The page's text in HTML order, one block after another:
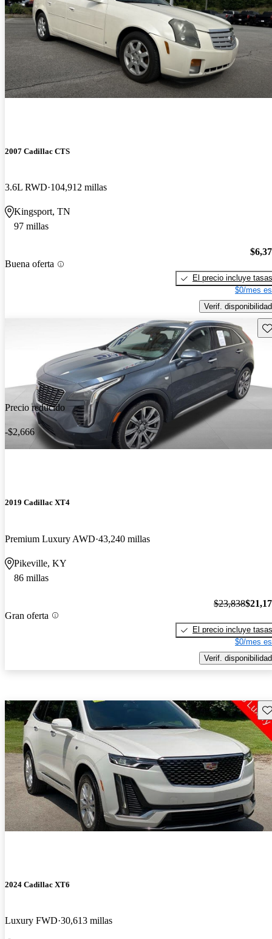
2007 Cadillac CTS
3.6L RWD 104,912 millas
Kingsport, TN
97 millas
Buena oferta
El precio incluye tasas
$0/mes
Verif. disponibilidad
Precio reducido
-$2,666
2019 Cadillac XT4
Premium Luxury AWD 43,240 millas
Pikeville, KY
86 millas
Gran oferta
$23,838
El precio incluye tasas
$0/mes
Verif. disponibilidad
2024 Cadillac XT6
Luxury FWD 30,613 millas